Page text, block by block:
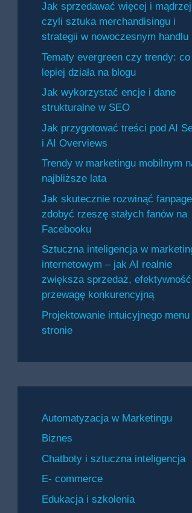
Jak sprzedawać więcej i
czyli sztuka merchandisingu i
strategii w nowoczesnym handlu
Tematy evergreen czy trendy: co
lepiej działa na blogu
Jak wykorzystać encje i dane
strukturalne w SEO
Jak przygotować treści pod AI
i AI Overviews
Trendy w marketingu mobilnym
najbliższe lata
Jak skutecznie rozwinąć
zdobyć rzeszę stałych fanów na
Facebooku
Sztuczna inteligencja w
internetowym – jak AI realnie
zwiększa sprzedaż,
przewagę konkurencyjną
Projektowanie intuicyjnego menu
stronie
Automatyzacja w Marketingu
Biznes
Chatboty i sztuczna inteligencja
E- commerce
Edukacja i szkolenia